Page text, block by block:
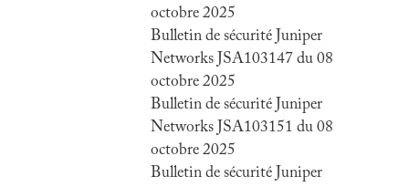
octobre 2025
Bulletin de sécurité Juniper
Networks JSA103147 du 08
octobre 2025
Bulletin de sécurité Juniper
Networks JSA103151 du 08
octobre 2025
Bulletin de sécurité Juniper